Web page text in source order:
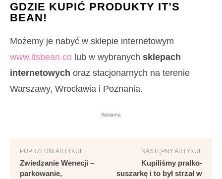
GDZIE KUPIĆ PRODUKTY IT’S
BEAN!
Możemy je nabyć w sklepie internetowym
www.itsbean.co lub w wybranych sklepach
internetowych oraz stacjonarnych na terenie
Warszawy, Wrocławia i Poznania.
Reklama
POPRZEDNI ARTYKUŁ
Zwiedzanie Wenecji –
parkowanie,
NASTĘPNY ARTYKUŁ
Kupiliśmy pralko-
suszarkę i to był strzał w